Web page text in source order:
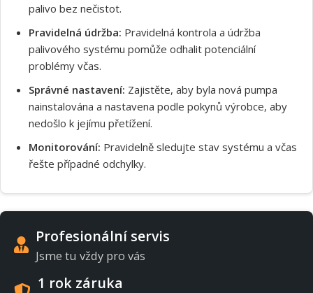
palivo bez nečistot.
Pravidelná údržba: Pravidelná kontrola a údržba
palivového systému pomůže odhalit potenciální
problémy včas.
Správné nastavení: Zajistěte, aby byla nová pumpa
nainstalována a nastavena podle pokynů výrobce, aby
nedošlo k jejímu přetížení.
Monitorování: Pravidelně sledujte stav systému a včas
řešte případné odchylky.
Profesionální servis
Jsme tu vždy pro vás
1 rok záruka